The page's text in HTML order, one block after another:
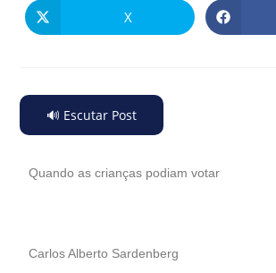
X
🔊 Escutar Post
Quando as crianças podiam votar
Carlos Alberto Sardenberg